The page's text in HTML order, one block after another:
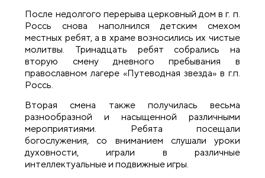
После недолгого перерыва церковный дом в г. п.
Россь снова наполнился детским смехом
местных ребят, а в храме возносились их чистые
молитвы. Тринадцать ребят собрались на
вторую смену дневного пребывания в
православном лагере «Путеводная звезда» в г.п.
Россь.
Вторая смена также получилась весьма
разнообразной и насыщенной различными
мероприятиями. Ребята посещали
богослужения, со вниманием слушали уроки
духовности, играли в различные
интеллектуальные и подвижные игры.